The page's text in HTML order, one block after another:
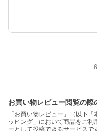
6
お買い物レビュー閲覧の際
「お買い物レビュー」（以下
ッピング」において商品をご
ーとして投稿できるサービス